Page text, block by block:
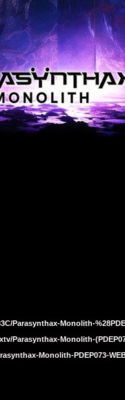
Parasynthax-Monolith-
Parasynthax-Monolith-
Monolith-PDEP073-